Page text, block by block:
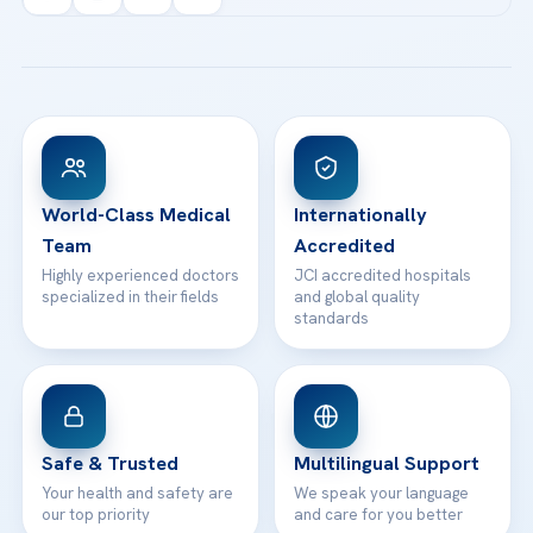
Acibadem Kartal Hospital
View All Hospitals
Patient Rights
Contact
Email us
WhatsApp Support
World-Class Medical
Team
Highly experienced doctors
specialized in their fields
Internationally
Accredited
JCI accredited hospitals
and global quality
standards
Safe & Trusted
Your health and safety are
our top priority
Multilingual Support
We speak your language
and care for you better